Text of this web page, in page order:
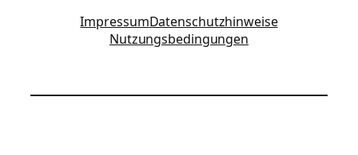
ImpressumDatenschutzhinweise
Nutzungsbedingungen